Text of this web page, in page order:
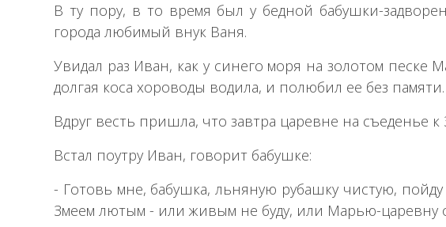
В ту пору, в то время был у бедной бабушки-
города любимый внук Ваня.
Увидал раз Иван, как у синего моря на золотом песке
долгая коса хороводы водила, и полюбил ее без памяти.
Вдруг весть пришла, что завтра царевне на съеденье
Встал поутру Иван, говорит бабушке:
- Готовь мне, бабушка, льняную рубашку чистую, пойду
Змеем лютым - или живым не буду, или Марью-царевну